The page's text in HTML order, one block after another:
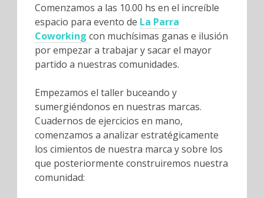
Comenzamos a las 10.00 hs en el increíble
espacio para evento de La Parra
Coworking con muchísimas ganas e ilusión
por empezar a trabajar y sacar el mayor
partido a nuestras comunidades.
Empezamos el taller buceando y
sumergiéndonos en nuestras marcas.
Cuadernos de ejercicios en mano,
comenzamos a analizar estratégicamente
los cimientos de nuestra marca y sobre los
que posteriormente construiremos nuestra
comunidad: